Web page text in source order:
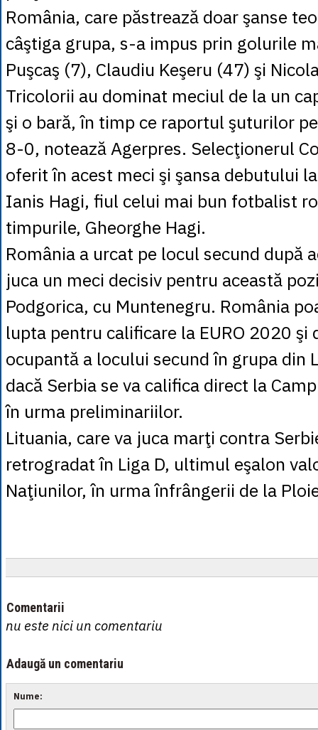
România, care păstrează doar şanse
câştiga grupa, s-a impus prin golurile
Puşcaş (7), Claudiu Keşeru (47) şi
Tricolorii au dominat meciul de la un
şi o bară, în timp ce raportul şuturilor
8-0, notează Agerpres. Selecţionerul
oferit în acest meci şi şansa debutului
Ianis Hagi, fiul celui mai bun fotbalist
timpurile, Gheorghe Hagi.
România a urcat pe locul secund după
juca un meci decisiv pentru această
Podgorica, cu Muntenegru. România
lupta pentru calificare la EURO 2020 şi
ocupantă a locului secund în grupa din
dacă Serbia se va califica direct la
în urma preliminariilor.
Lituania, care va juca marţi contra
retrogradat în Liga D, ultimul eşalon
Naţiunilor, în urma înfrângerii de la
Comentarii
nu este nici un comentariu
Adaugă un comentariu
Nume: